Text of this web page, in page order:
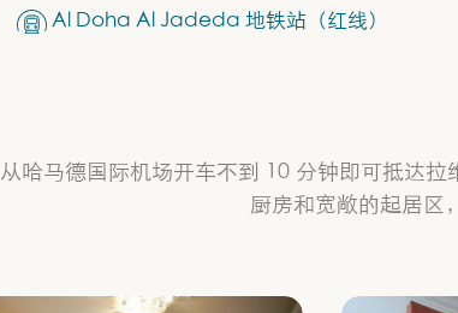
Al Doha Al Jadeda 地铁站（红线）
从哈马德国际机场开车不到 10 分钟即可抵达
厨房和宽敞的起居区